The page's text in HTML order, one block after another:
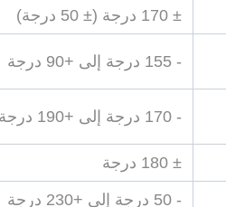
± 170 درجة (± 50 درجة)
- 155 درجة إلى +90 درجة
- 170 درجة إلى +190 درجة
± 180 درجة
- 50 درجة إلى +230 درجة